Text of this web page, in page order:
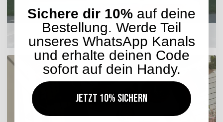
Outdoor Kissen
Sichere dir 10% auf deine
Bestellung. Werde Teil
unseres WhatsApp Kanals
und erhalte deinen Code
sofort auf dein Handy.
Jetzt 10% sichern